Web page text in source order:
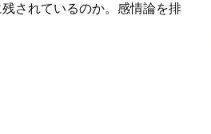
されているのか。感情論を排